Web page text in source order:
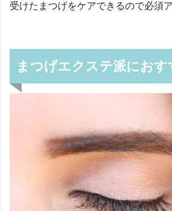
受けたまつげをケアできるので必須
まつげエクステ派にお